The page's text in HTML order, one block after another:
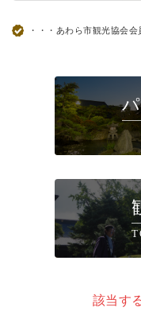
・・・あわら市観光協会会
該当す